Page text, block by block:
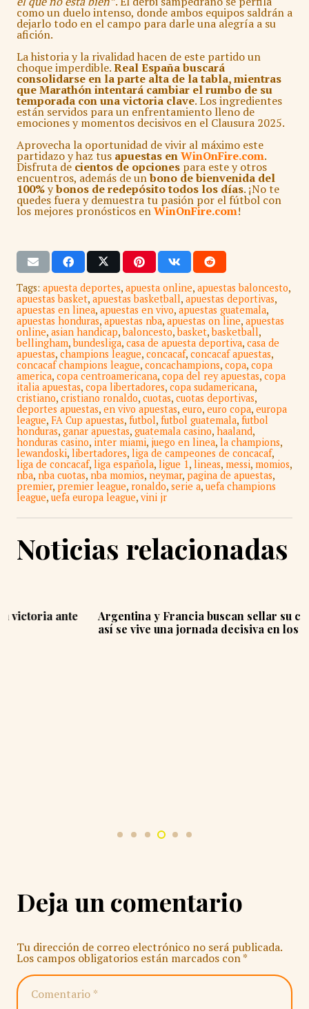
como un duelo intenso, donde ambos equipos saldrán a
dejarlo todo en el campo para darle una alegría a su
afición.
La historia y la rivalidad hacen de este partido un
choque imperdible.Real España buscará
consolidarse en la parte alta de la tabla, mientras
que Marathón intentará cambiar el rumbo de su
temporada con una victoria clave. Los ingredientes
están servidos para un enfrentamiento lleno de
emociones y momentos decisivos en el Clausura 2025.
Aprovecha la oportunidad de vivir al máximo este
partidazo y haz tus apuestas enWinOnFire.com.
Disfruta de cientos de opciones para este y otros
encuentros, además de unbono de bienvenida del
100%ybonos de redepósito todos los días. ¡No te
quedes fuera y demuestra tu pasión por el fútbol con
los mejores pronósticos enWinOnFire.com!
Tags: apuesta deportes, apuesta online, apuestas baloncesto,
apuestas basket, apuestas basketball, apuestas deportivas,
apuestas en linea, apuestas en vivo, apuestas guatemala,
apuestas honduras, apuestas nba, apuestas on line, apuestas
online, asian handicap,baloncesto,basket,basketball,
bellingham,bundesliga, casa de apuesta deportiva, casa de
apuestas, champions league, concacaf, concacaf apuestas,
concacaf champions league, concachampions, copa, copa
america, copa centroamericana, copa del rey apuestas, copa
italia apuestas, copa libertadores, copa sudamericana,
cristiano, cristiano ronaldo, cuotas, cuotas deportivas,
deportes apuestas, en vivo apuestas, euro, euro copa, europa
league, FA Cup apuestas, futbol, futbol guatemala, futbol
honduras, ganar apuestas, guatemala casino, haaland,
honduras casino, inter miami, juego en linea, la champions,
lewandoski, libertadores, liga de campeones de concacaf,
liga de concacaf, liga española, ligue 1, lineas, messi, momios,
nba, nba cuotas, nba momios, neymar, pagina de apuestas,
premier, premier league, ronaldo, serie a, uefa champions
league, uefa europa league, vini jr
Noticias relacionadas
Argentina y Francia buscan sellar su clasificación:
así se vive una jornada decisiva en los Grupos I y J
Deja un comentario
Tu dirección de correo electrónico no será publicada.
Los campos obligatorios están marcados con*